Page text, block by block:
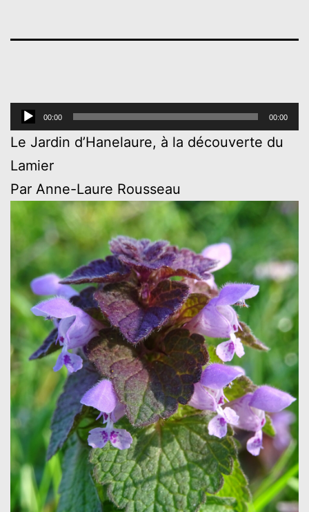
Lecteur
audio
00:00 00:00
Le Jardin d’Hanelaure, à la découverte du
Lamier
Par Anne-Laure Rousseau